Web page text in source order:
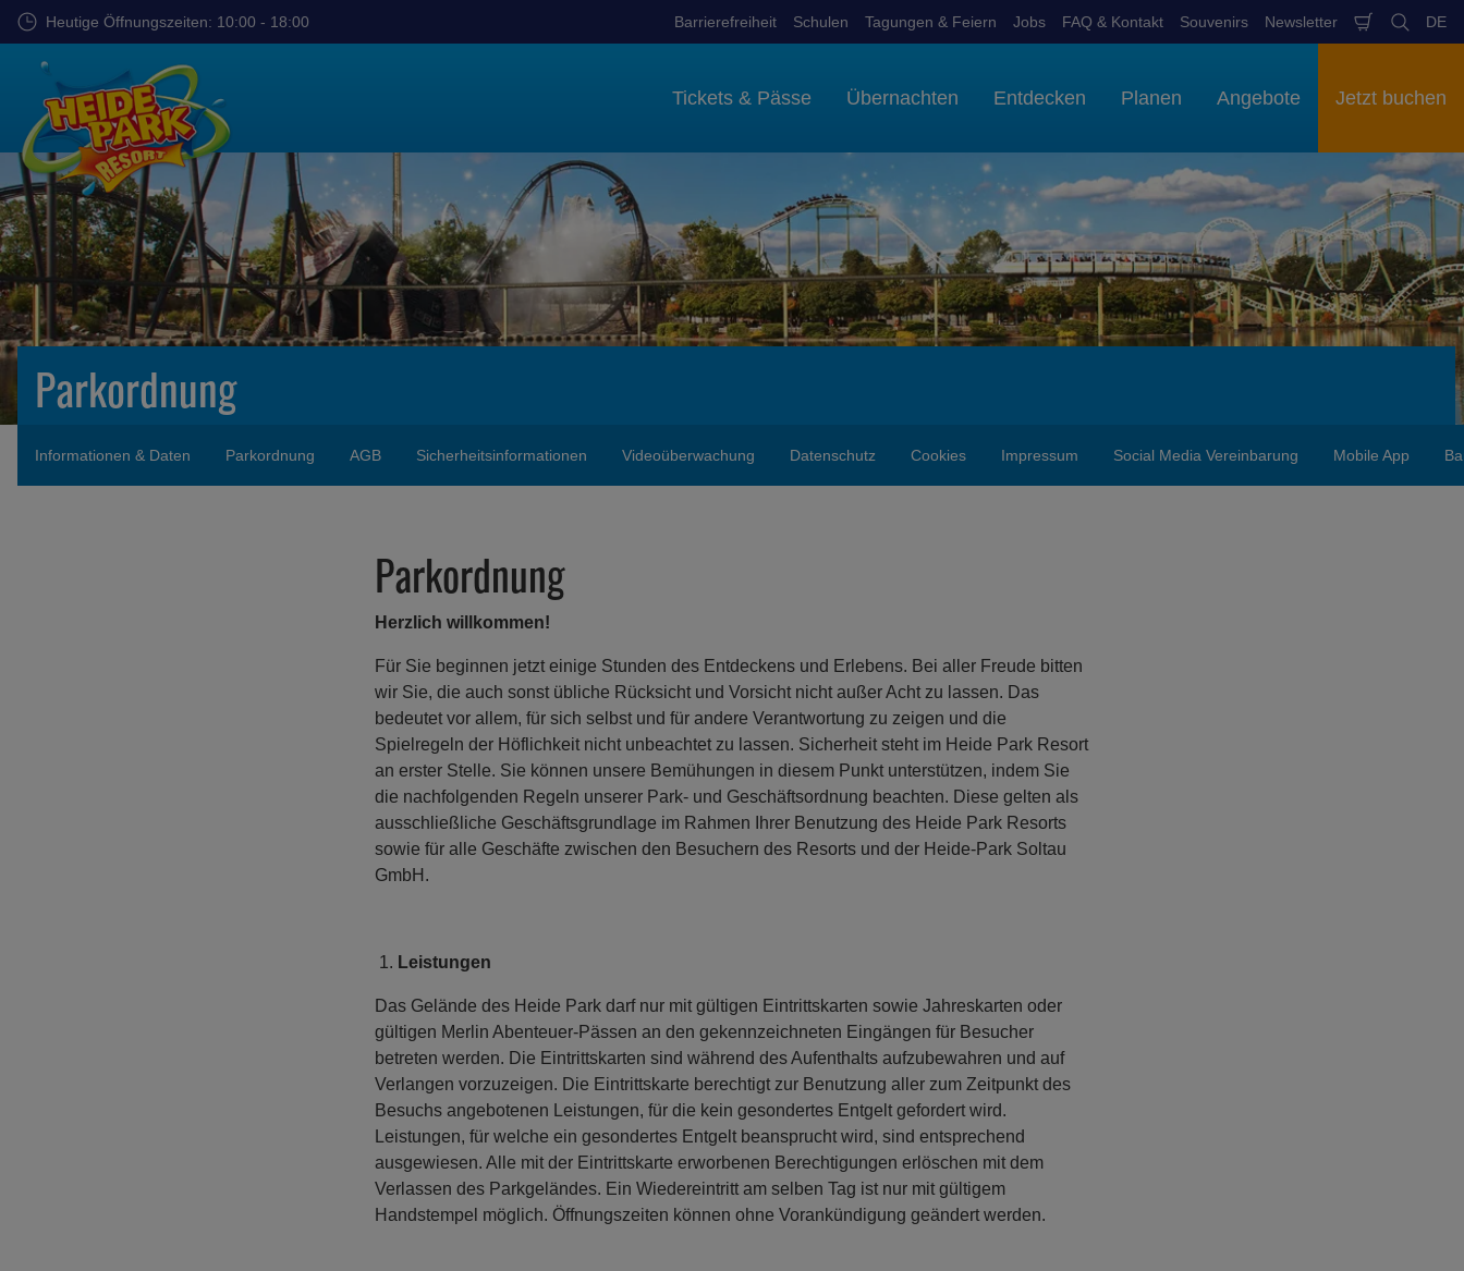
Zum
springen
Heutige Öffnungszeiten: 10:00 - 18:00 Barrierefreiheit Schulen Tagungen & Feiern Jobs FAQ & Kontakt Souvenirs Newsletter Warenkob
Suchen
DE
Tickets & Pässe Übernachten Entdecken Planen Angebote Jetzt buchen
Parkordnung
Informationen & Daten Parkordnung AGB Sicherheitsinformationen Videoüberwachung Datenschutz Cookies Impressum Social Media Vereinbarung Mobile App
Parkordnung
Herzlich willkommen!
Für Sie beginnen jetzt einige Stunden des Entdeckens und Erlebens. Bei aller Freude bitten
wir Sie, die auch sonst übliche Rücksicht und Vorsicht nicht außer Acht zu lassen. Das
bedeutet vor allem, für sich selbst und für andere Verantwortung zu zeigen und die
Spielregeln der Höflichkeit nicht unbeachtet zu lassen. Sicherheit steht im Heide Park Resort
an erster Stelle. Sie können unsere Bemühungen in diesem Punkt unterstützen, indem Sie
die nachfolgenden Regeln unserer Park- und Geschäftsordnung beachten. Diese gelten als
ausschließliche Geschäftsgrundlage im Rahmen Ihrer Benutzung des Heide Park Resorts
sowie für alle Geschäfte zwischen den Besuchern des Resorts und der Heide-Park Soltau
GmbH.
Leistungen
Das Gelände des Heide Park darf nur mit gültigen Eintrittskarten sowie Jahreskarten oder
gültigen Merlin Abenteuer-Pässen an den gekennzeichneten Eingängen für Besucher
betreten werden. Die Eintrittskarten sind während des Aufenthalts aufzubewahren und auf
Verlangen vorzuzeigen. Die Eintrittskarte berechtigt zur Benutzung aller zum Zeitpunkt des
Besuchs angebotenen Leistungen, für die kein gesondertes Entgelt gefordert wird.
Leistungen, für welche ein gesondertes Entgelt beansprucht wird, sind entsprechend
ausgewiesen. Alle mit der Eintrittskarte erworbenen Berechtigungen erlöschen mit dem
Verlassen des Parkgeländes. Ein Wiedereintritt am selben Tag ist nur mit gültigem
Handstempel möglich. Öffnungszeiten können ohne Vorankündigung geändert werden.